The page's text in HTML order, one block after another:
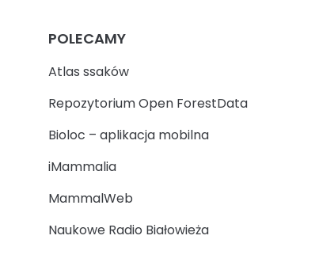
POLECAMY
Atlas ssaków
Repozytorium Open ForestData
Bioloc – aplikacja mobilna
iMammalia
MammalWeb
Naukowe Radio Białowieża